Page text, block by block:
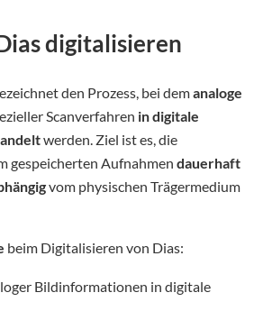
digitalisieren
den Prozess, bei demanaloge
Scanverfahren in digitale
werden. Ziel ist es, die
gespeicherten Aufnahmen dauerhaft
vom physischen Trägermedium
beim Digitalisieren von Dias:
Bildinformationen in digitale